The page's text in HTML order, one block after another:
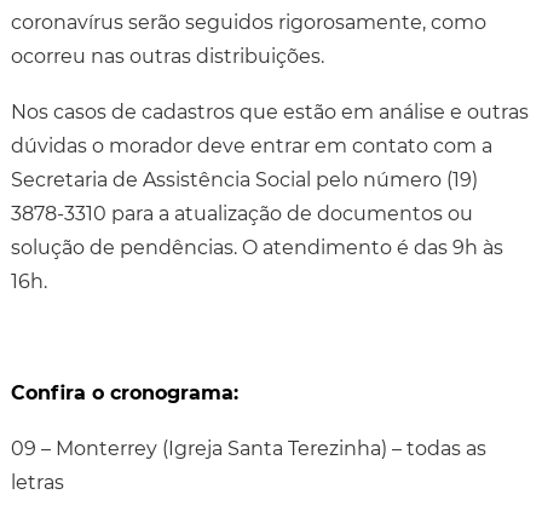
coronavírus serão seguidos rigorosamente, como
ocorreu nas outras distribuições.
Nos casos de cadastros que estão em análise e outras
dúvidas o morador deve entrar em contato com a
Secretaria de Assistência Social pelo número (19)
3878-3310 para a atualização de documentos ou
solução de pendências. O atendimento é das 9h às
16h.
Confira o cronograma:
09 – Monterrey (Igreja Santa Terezinha) – todas as
letras